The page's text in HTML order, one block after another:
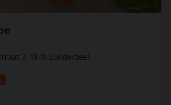
7, 1840 Londerzeel